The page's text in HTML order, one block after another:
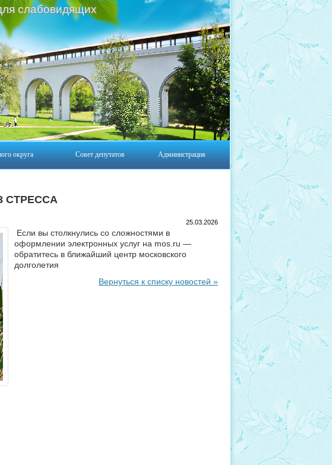
округа Совет депутатов Администрация
слабовидящих
СТРЕССА
25.03.2026
Если вы столкнулись со сложностями в
оформлении электронных услуг на mos.ru —
обратитесь в ближайший центр московского
долголетия
Вернуться к списку новостей »